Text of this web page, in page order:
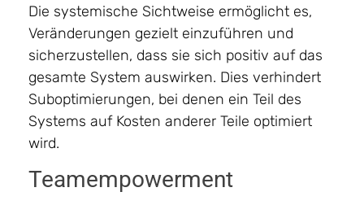
Die systemische Sichtweise ermöglicht es,
Veränderungen gezielt einzuführen und
sicherzustellen, dass sie sich positiv auf das
gesamte System auswirken. Dies verhindert
Suboptimierungen, bei denen ein Teil des
Systems auf Kosten anderer Teile optimiert
wird.
Teamempowerment